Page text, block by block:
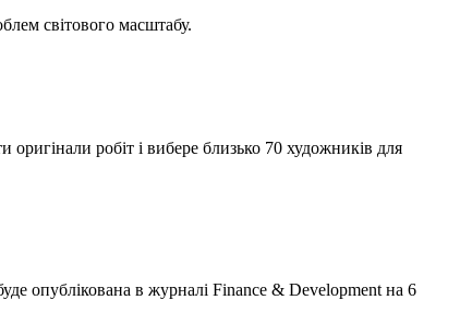
світового масштабу.
опублікована в журналі Finance & Development на 6